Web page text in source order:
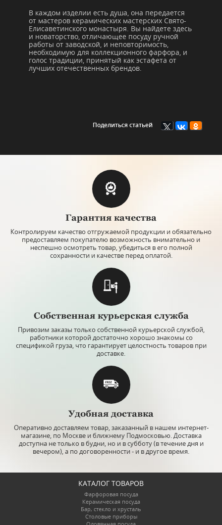
В каждом изделии есть душа, она передается
от мастеров керамических мастерских Свято-
Елисаветинского монастыря. Вы найдете здесь
и новаторство, отличающее посуду ручной
работы от заводской, и неповторимость,
необходимую для коллекционного фарфора, и
голос традиции, принятый как эстафета от
лучших отечественных брендов.
Поделиться статьей
Гарантия качества
Контролируем качество отгружаемой продукции и обязательно
предоставляем покупателю возможность внимательно и
неспешно осмотреть товар, убедиться в его полной
сохранности и качестве перед оплатой.
Собственная курьерская служба
Привозим заказы только собственной курьерской службой,
работники которой достаточно хорошо знакомы со
спецификой груза, что гарантирует целостность товаров при
доставке.
Удобная доставка
Оперативно доставляем товар, заказанный в нашем интернет-
магазине, по Москве и ближнему Подмосковью. Доставка
доступна не только в будни, но и в субботу (в течение дня и
вечером), а по договоренности - и в другое время.
КАТАЛОГ ТОВАРОВ
Фарфоровая посуда
Керамическая посуда
Бар, стекло и хрусталь
Столовые приборы